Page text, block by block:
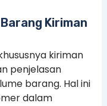
Kiriman
kiriman
penjelasan
barang. Hal ini
dalam